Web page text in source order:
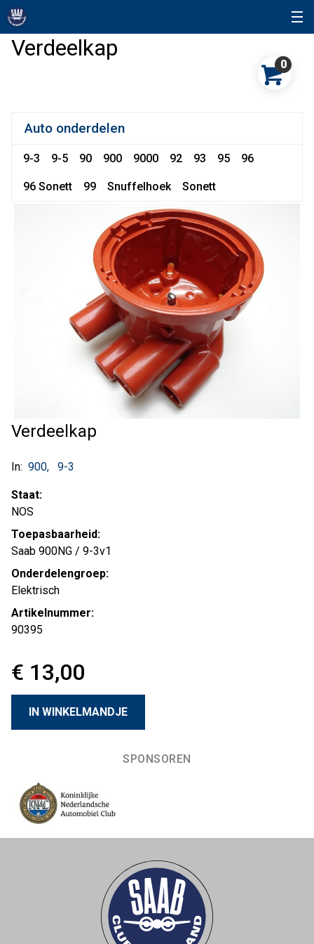
Verdeelkap
0
Auto onderdelen
9-3 9-5 90 900 9000 92 93 95 96
96 Sonett 99 Snuffelhoek Sonett
Verdeelkap
In: 900 9-3
Staat:
NOS
Toepasbaarheid:
Saab 900NG / 9-3v1
Onderdelengroep:
Elektrisch
Artikelnummer:
90395
€ 13,00
SPONSOREN